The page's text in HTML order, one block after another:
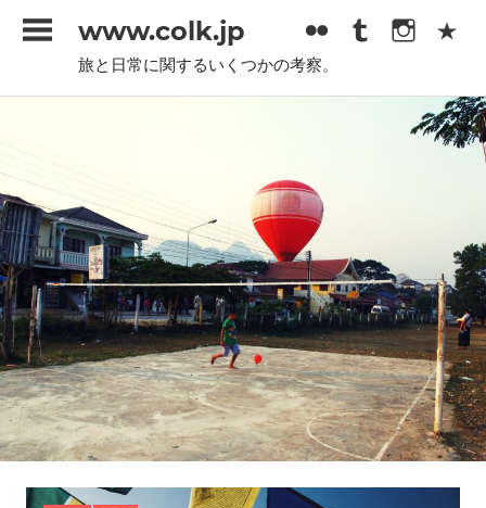
ン
ス
キ
ッ
プ
www.colk.jp
旅と日常に関するいくつかの考察。